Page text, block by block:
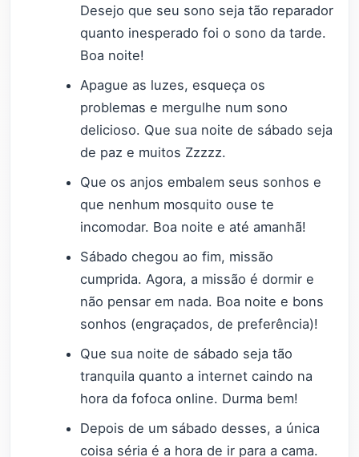
Desejo que seu sono seja tão reparador
quanto inesperado foi o sono da tarde.
Boa noite!
Apague as luzes, esqueça os
problemas e mergulhe num sono
delicioso. Que sua noite de sábado seja
de paz e muitos Zzzzz.
Que os anjos embalem seus sonhos e
que nenhum mosquito ouse te
incomodar. Boa noite e até amanhã!
Sábado chegou ao fim, missão
cumprida. Agora, a missão é dormir e
não pensar em nada. Boa noite e bons
sonhos (engraçados, de preferência)!
Que sua noite de sábado seja tão
tranquila quanto a internet caindo na
hora da fofoca online. Durma bem!
Depois de um sábado desses, a única
coisa séria é a hora de ir para a cama.